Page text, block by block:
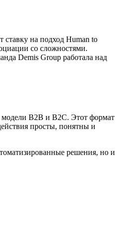
ставку на подход Human to
со сложностями.
Demis Group работала над
B2B и B2C. Этот формат
просты, понятны и
решения, но и